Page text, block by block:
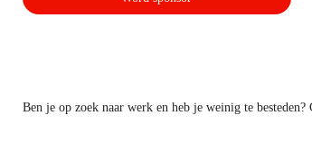
Ben je op zoek naar werk en heb je weinig te